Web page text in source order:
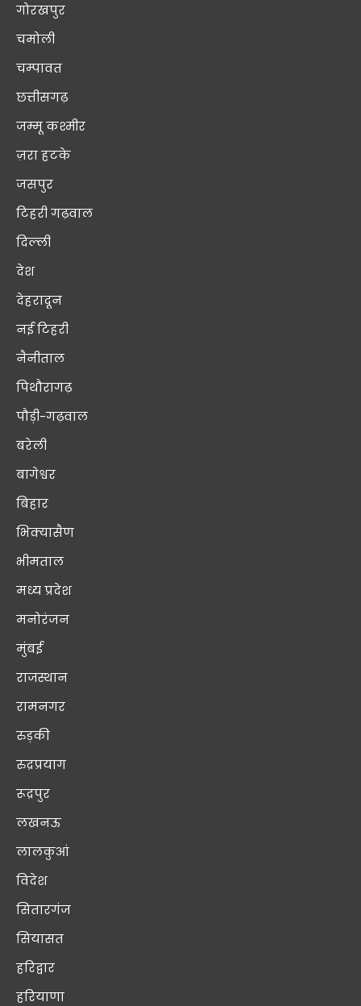
गोरखपुर
चमोली
चम्पावत
छत्तीसगढ़
जम्मू कश्मीर
ज़रा हटके
जसपुर
टिहरी गढ़वाल
दिल्ली
देश
देहरादून
नई टिहरी
नैनीताल
पिथौरागढ़
पौड़ी-गढ़वाल
बरेली
बागेश्वर
बिहार
भिक्यासैण
भीमताल
मध्य प्रदेश
मनोरंजन
मुंबई
राजस्थान
रामनगर
रुड़की
रुद्रप्रयाग
रूद्रपुर
लखनऊ
लालकुआं
विदेश
सितारगंज
सियासत
हरिद्वार
हरियाणा